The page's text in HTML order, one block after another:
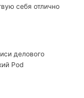
себя отлично
делового
Pod